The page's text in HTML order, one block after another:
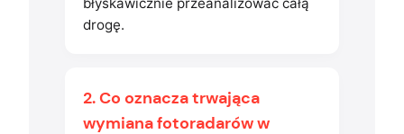
drogę.
2. Co oznacza trwająca
wymiana fotoradarów w